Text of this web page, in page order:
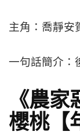
主角：喬靜安
一句話簡介：
《農
櫻桃【